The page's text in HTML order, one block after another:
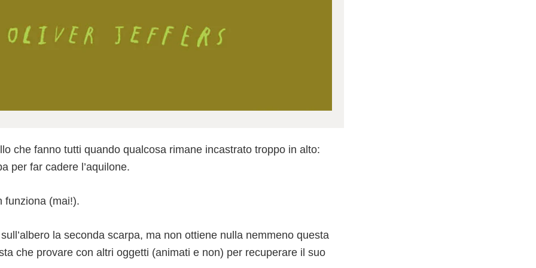
che fanno tutti quando qualcosa rimane incastrato troppo in alto:
per far cadere l’aquilone.
funziona (mai!).
la seconda scarpa, ma non ottiene nulla nemmeno questa
che provare con altri oggetti (animati e non) per recuperare il suo